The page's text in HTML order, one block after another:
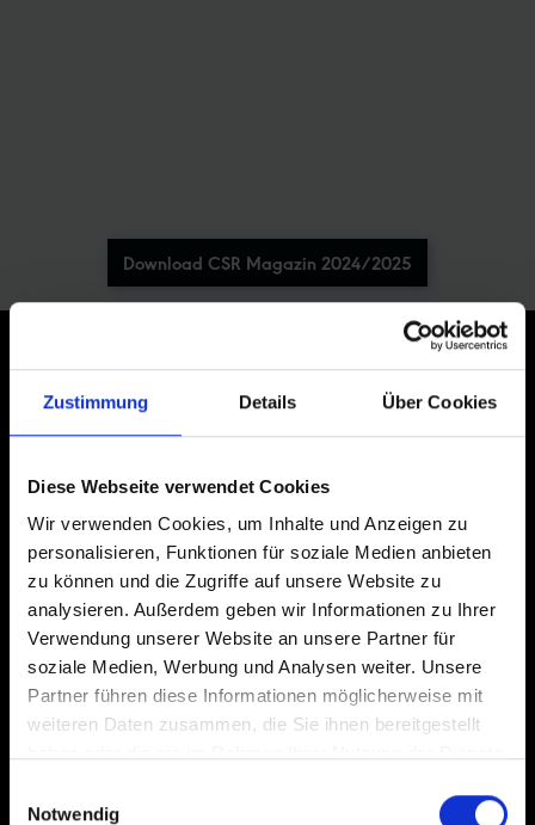
Zustimmung Details Über Cookies
Diese Webseite verwendet Cookies
Wir verwenden Cookies, um Inhalte und Anzeigen zu
personalisieren, Funktionen für soziale Medien anbieten
zu können und die Zugriffe auf unsere Website zu
analysieren. Außerdem geben wir Informationen zu Ihrer
Verwendung unserer Website an unsere Partner für
soziale Medien, Werbung und Analysen weiter. Unsere
Partner führen diese Informationen möglicherweise mit
weiteren Daten zusammen, die Sie ihnen bereitgestellt
Notwendig
Download CSR Magazin 2024/2025
Jetzt anmelden
Ich stimme denDatenschutzbestimmungenvon Schwalbe zu. Die Einwilligung in
den Versand ist jederzeit mit Wirkung für die Zukunft widerruflich, z.B. per
Abmeldelink in jedem Newsletter.
Die mit einem Stern (*) markierten Felder sind Pflichtfelder.
Service & Information
Schlauchsuche